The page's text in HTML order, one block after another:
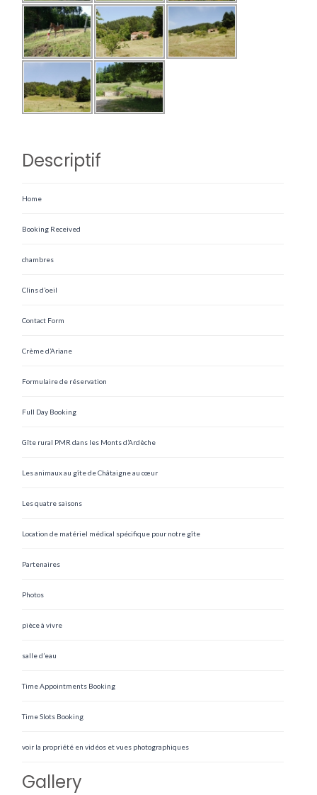
Descriptif
Home
Booking Received
chambres
Clins d’oeil
Contact Form
Crème d’Ariane
Formulaire de réservation
Full Day Booking
Gîte rural PMR dans les Monts d’Ardèche
Les animaux au gîte de Châtaigne au cœur
Les quatre saisons
Location de matériel médical spécifique pour notre gîte
Partenaires
Photos
pièce à vivre
salle d’eau
Time Appointments Booking
Time Slots Booking
voir la propriété en vidéos et vues photographiques
Gallery